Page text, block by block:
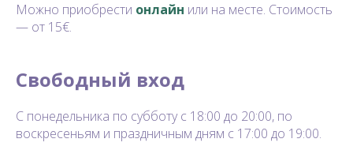
Можно приобрести онлайн или на месте. Стоимость
— от 15€.
Свободный вход
С понедельника по субботу с 18:00 до 20:00, по
воскресеньям и праздничным дням с 17:00 до 19:00.